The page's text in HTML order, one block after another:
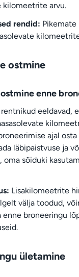
kilomeetrite arvu.
rendid:
ostmine
enne
eeldavad,
ajal
läbipaistvuse ja
oma sõiduki
Lisakilomeetrite
välja toodud,
enne broneeringu
ületamine